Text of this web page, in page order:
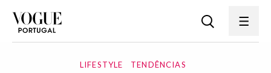
LIFESTYLE TENDÊNCIAS